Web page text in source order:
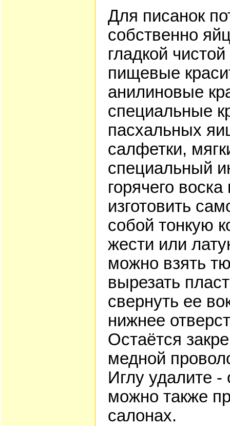
Для писанок
собственно
гладкой
пищевые
анилиновые
специальные
пасхальных
салфетки,
специальный
горячего
изготовить
собой тонкую
жести или
можно взять
вырезать
свернуть ее
нижнее
Остаётся
медной
Иглу удалите
можно также
салонах.